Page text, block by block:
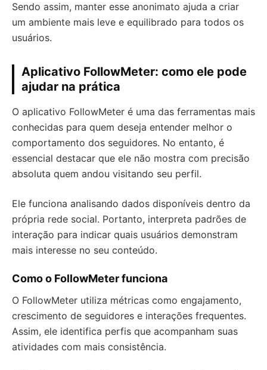
Sendo assim, manter esse anonimato ajuda a criar
um ambiente mais leve e equilibrado para todos os
usuários.
Aplicativo FollowMeter: como ele pode
ajudar na prática
O aplicativo FollowMeter é uma das ferramentas mais
conhecidas para quem deseja entender melhor o
comportamento dos seguidores. No entanto, é
essencial destacar que ele não mostra com precisão
absoluta quem andou visitando seu perfil.
Ele funciona analisando dados disponíveis dentro da
própria rede social. Portanto, interpreta padrões de
interação para indicar quais usuários demonstram
mais interesse no seu conteúdo.
Como o FollowMeter funciona
O FollowMeter utiliza métricas como engajamento,
crescimento de seguidores e interações frequentes.
Assim, ele identifica perfis que acompanham suas
atividades com mais consistência.